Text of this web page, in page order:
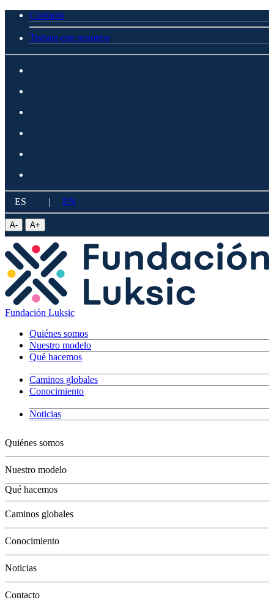
Contacto
Trabaja con nosotros
ES | EN
A- A+
Fundación Luksic
Quiénes somos
Nuestro modelo
Qué hacemos
Caminos globales
Conocimiento
Noticias
Quiénes somos
Nuestro modelo
Qué hacemos
Jóvenes
Adultos
Grandes
Conservación
Caminos globales
Conocimiento
Noticias
Contacto